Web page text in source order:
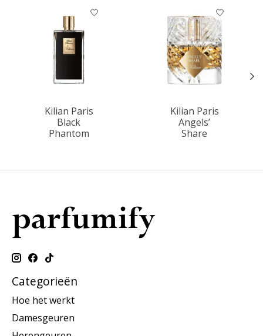
Items van productcarrousel
Kilian Paris
Black
Phantom
Kilian Paris
Angels’
Share
Categorieën
Hoe het werkt
Damesgeuren